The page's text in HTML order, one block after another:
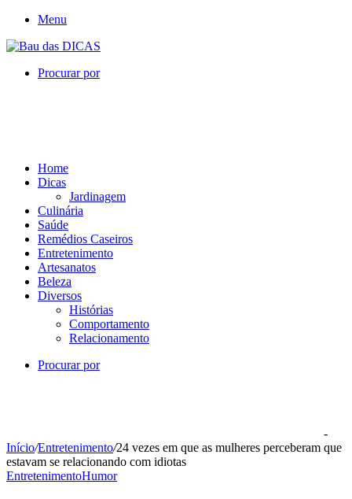
Menu
Procurar por
Home
Dicas
Jardinagem
Culinária
Saúde
Remédios Caseiros
Entretenimento
Artesanatos
Beleza
Diversos
Histórias
Comportamento
Relacionamento
Procurar por
-
Início/Entretenimento/24 vezes em que as mulheres perceberam que
estavam se relacionando com idiotas
EntretenimentoHumor